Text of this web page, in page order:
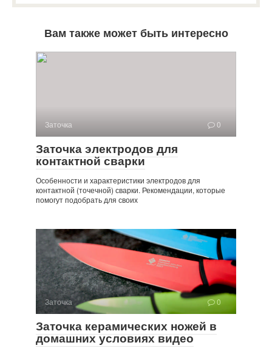
Вам также может быть интересно
Заточка 0
Заточка электродов для
контактной сварки
Особенности и характеристики электродов для
контактной (точечной) сварки. Рекомендации, которые
помогут подобрать для своих
Заточка 0
Заточка керамических ножей в
домашних условиях видео